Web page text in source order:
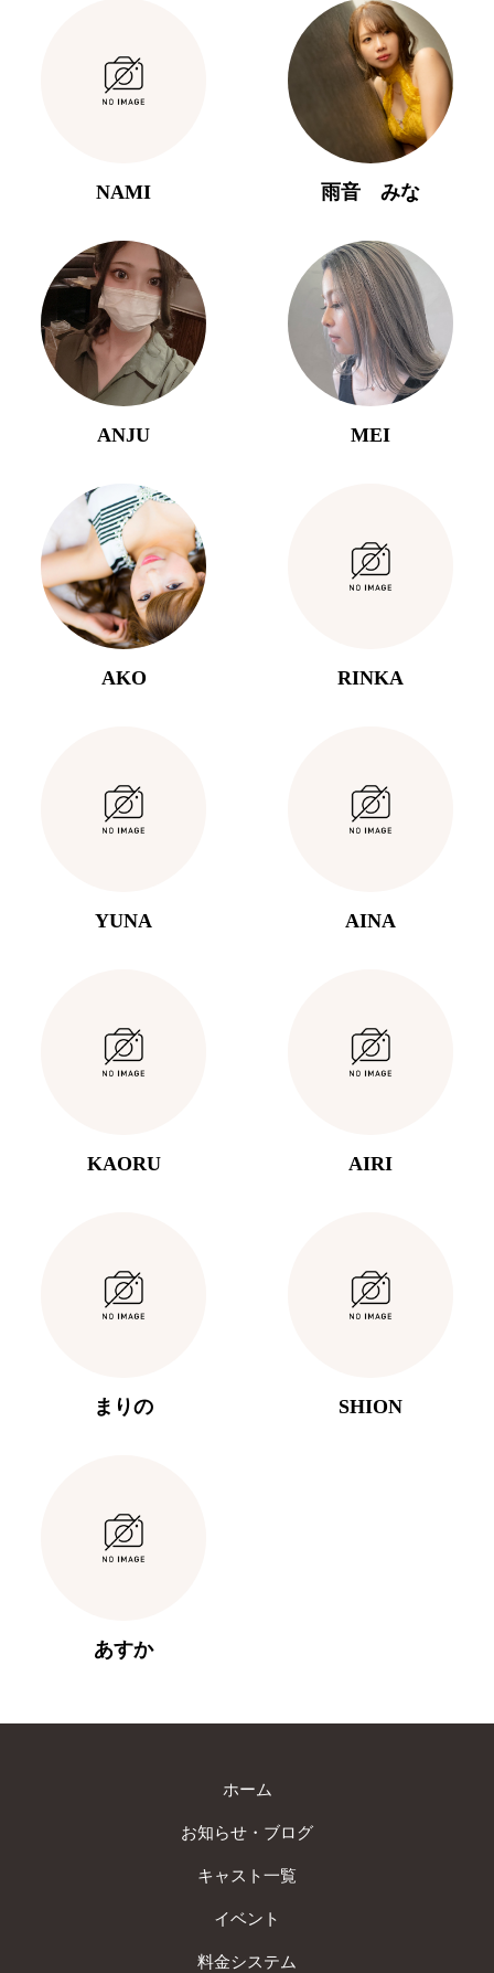
NAMI 雨音 みな
ANJU MEI
AKO RINKA
YUNA AINA
KAORU AIRI
まりの SHION
あすか
ホーム
お知らせ・ブログ
キャスト一覧
イベント
料金システム